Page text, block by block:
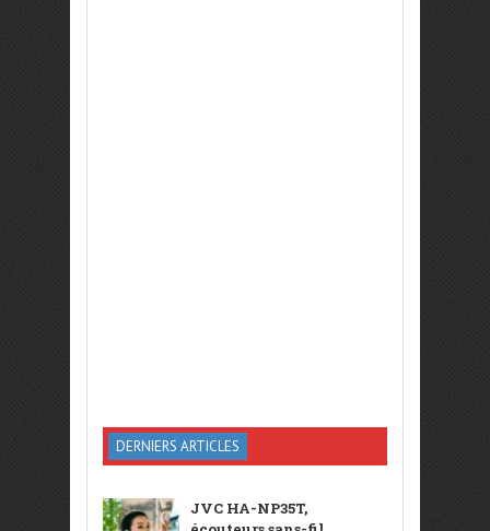
DERNIERS ARTICLES
JVC HA-NP35T,